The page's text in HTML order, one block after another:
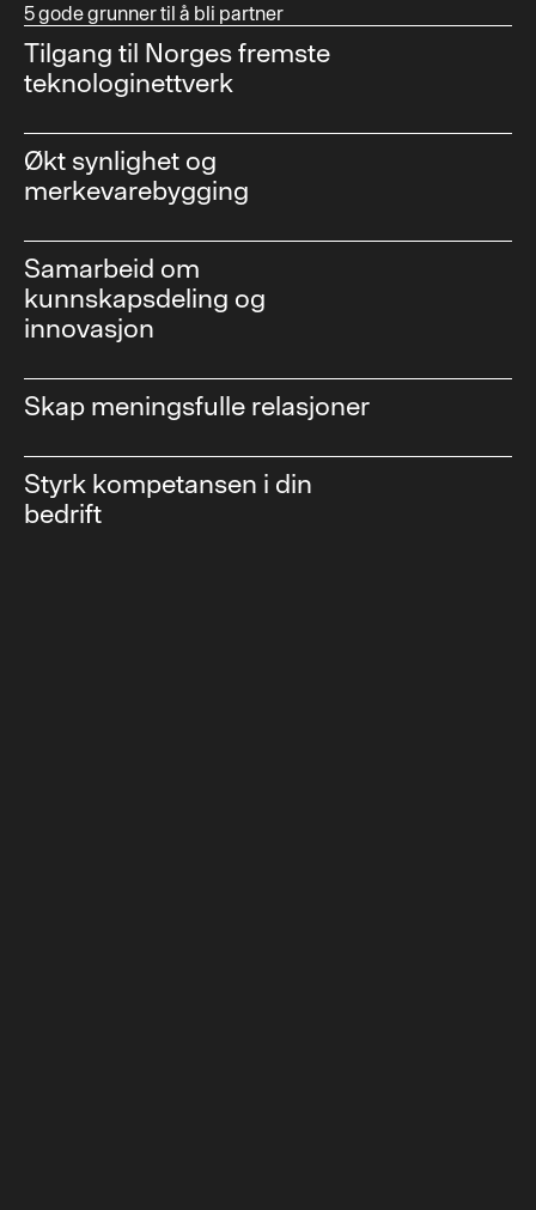
5 gode grunner til å bli partner
Tilgang til Norges fremste
teknologinettverk
Økt synlighet og
merkevarebygging
Samarbeid om
kunnskapsdeling og
innovasjon
Skap meningsfulle relasjoner
Styrk kompetansen i din
bedrift